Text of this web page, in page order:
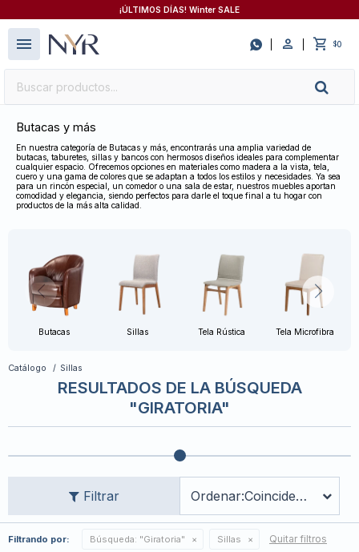
¡ÚLTIMOS DÍAS! Winter SALE
 $0
menu
Butacas y más
En nuestra categoría de Butacas y más, encontrarás una amplia variedad de
butacas, taburetes, sillas y bancos con hermosos diseños ideales para complementar
cualquier espacio. Ofrecemos opciones en materiales como madera a la vista, tela,
cuero y una gama de colores que se adaptan a todos los estilos y necesidades. Ya sea
para un rincón especial, un comedor o una sala de estar, nuestros muebles aportan
comodidad y elegancia, siendo perfectos para darle el toque final a tu hogar con
productos de la más alta calidad.
Butacas Sillas Tela Rústica Tela Microfibra
Catálogo Sillas
RESULTADOS DE LA BÚSQUEDA
"GIRATORIA"
Coincidencia
Filtrando por: Búsqueda: "Giratoria" Sillas Quitar filtros
close